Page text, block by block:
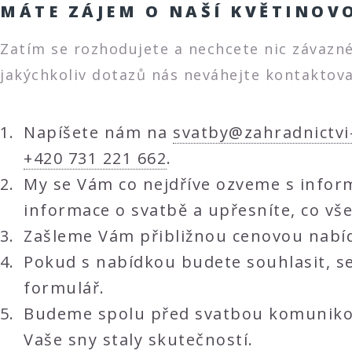
MÁTE ZÁJEM O NAŠÍ
Zatím se rozhodujete a nechcete nic
jakýchkoliv dotazů nás neváhejte
Napíšete nám na
+420 731 221 662.
My se Vám co nejdříve ozveme s
informace o svatbě a upřesníte, co
Zašleme Vám přibližnou cenovou
Pokud s nabídkou budete souhlasit,
formulář.
Budeme spolu před svatbou
Vaše sny staly skutečností.